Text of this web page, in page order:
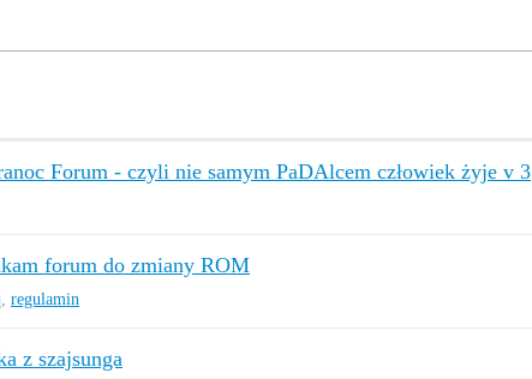
Forum - czyli nie samym PaDAlcem człowiek żyje v 3
forum do zmiany ROM
regulamin
z szajsunga